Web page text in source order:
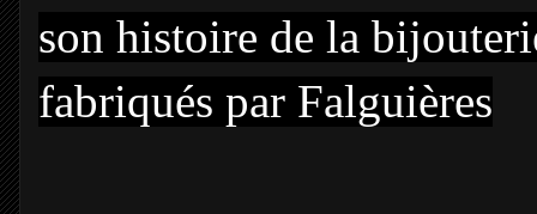
son histoire de la
fabriqués par Falguières